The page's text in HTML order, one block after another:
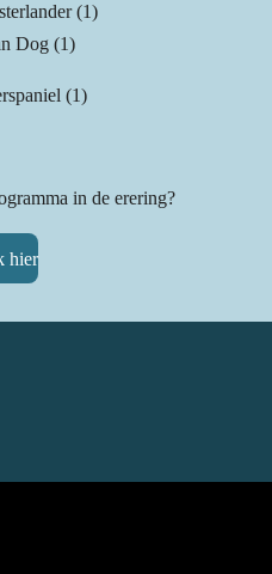
(1)
Dog (1)
(1)
in de erering?
hier